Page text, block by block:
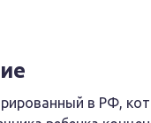
в РФ,